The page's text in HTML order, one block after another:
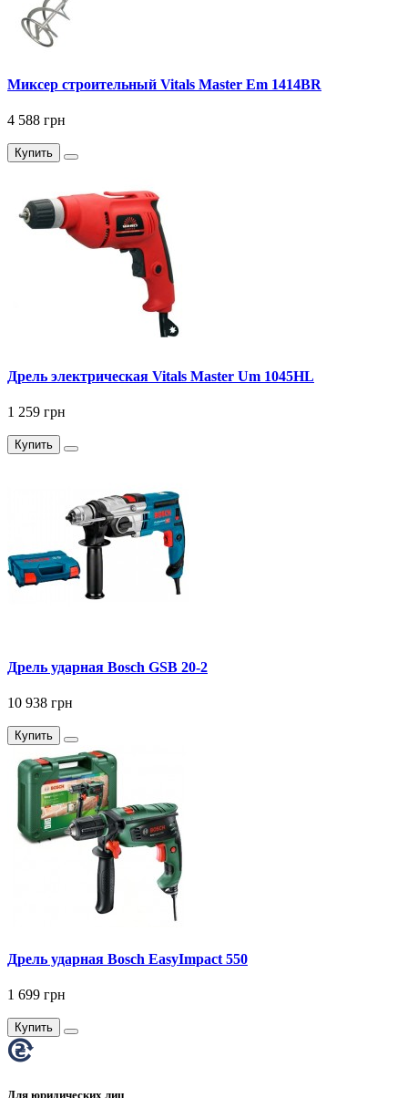
Миксер строительный Vitals Master Em 1414BR
4 588 грн
Купить
Дрель электрическая Vitals Master Um 1045HL
1 259 грн
Купить
Дрель ударная Bosch GSB 20-2
10 938 грн
Купить
Дрель ударная Bosch EasyImpact 550
1 699 грн
Купить
Для юридических лиц